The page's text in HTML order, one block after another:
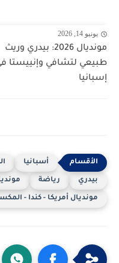
يونيو 14, 2026
مونديال 2026: بيدري وريث
طبيعي لتشافي وإنييستا
إسبانيا
أسبانيا
بيدري رياضة مونديال
مونديال أمريكا - كندا - المكسيك